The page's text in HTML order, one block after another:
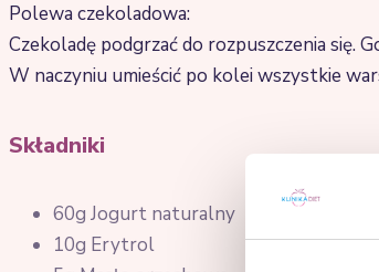
Polewa czekoladowa:
Czekoladę podgrzać do rozpuszczenia się.
W naczyniu umieścić po kolei wszystkie
Składniki
60g Jogurt naturalny
10g Erytrol